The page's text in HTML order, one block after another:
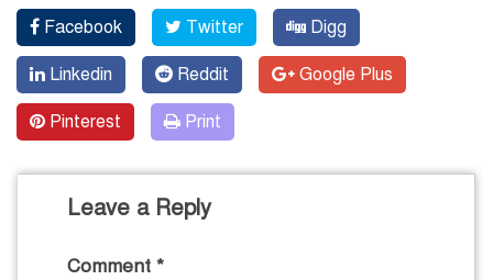
Facebook Twitter Digg
Linkedin Reddit Google Plus
Pinterest Print
Leave a Reply
Comment *